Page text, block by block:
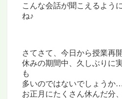
こんな会話が聞こえるよう
ね♪
さてさて、今日から授業再
休みの期間中、久しぶりに
も
多いのではないでしょうか
お正月にたくさん休んだ分